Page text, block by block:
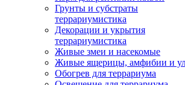
Грунты и субстраты
террариумистика
Декорации и укрытия
террариумистика
Живые змеи и насекомые
Живые ящерицы, амфибии и
Обогрев для террариума